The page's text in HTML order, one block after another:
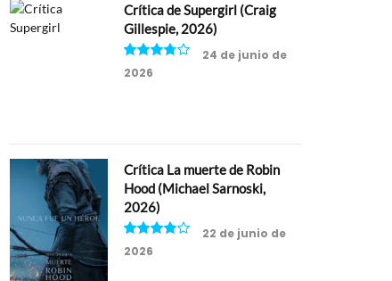
Crítica de Supergirl (Craig
Gillespie, 2026)
7.5
24 de junio de
2026
Crítica La muerte de Robin
Hood (Michael Sarnoski,
2026)
8
22 de junio de
2026